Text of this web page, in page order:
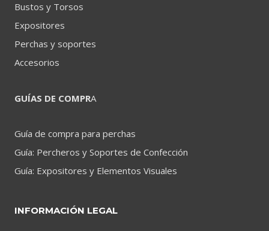
Bustos y Torsos
Expositores
Perchas y soportes
Accesorios
GUÍAS DE COMPRA
Guía de compra para perchas
Guía: Percheros y Soportes de Confección
Guía: Expositores y Elementos Visuales
INFORMACIÓN LEGAL